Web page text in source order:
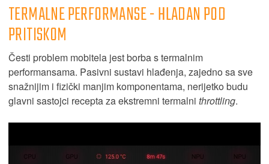
TERMALNE PERFORMANSE - HLADAN POD
PRITISKOM
Česti problem mobitela jest borba s termalnim
performansama. Pasivni sustavi hlađenja, zajedno sa sve
snažnijim i fizički manjim komponentama, nerijetko budu
glavni sastojci recepta za ekstremni termalni throttling.